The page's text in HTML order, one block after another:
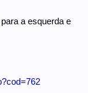
a esquerda e